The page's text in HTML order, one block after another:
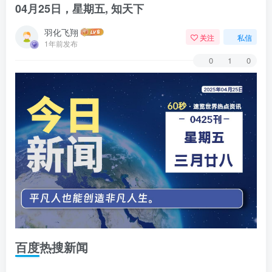
04月25日，星期五, 知天下
羽化飞翔
1年前发布
关注 私信
0 1 0
百度热搜新闻